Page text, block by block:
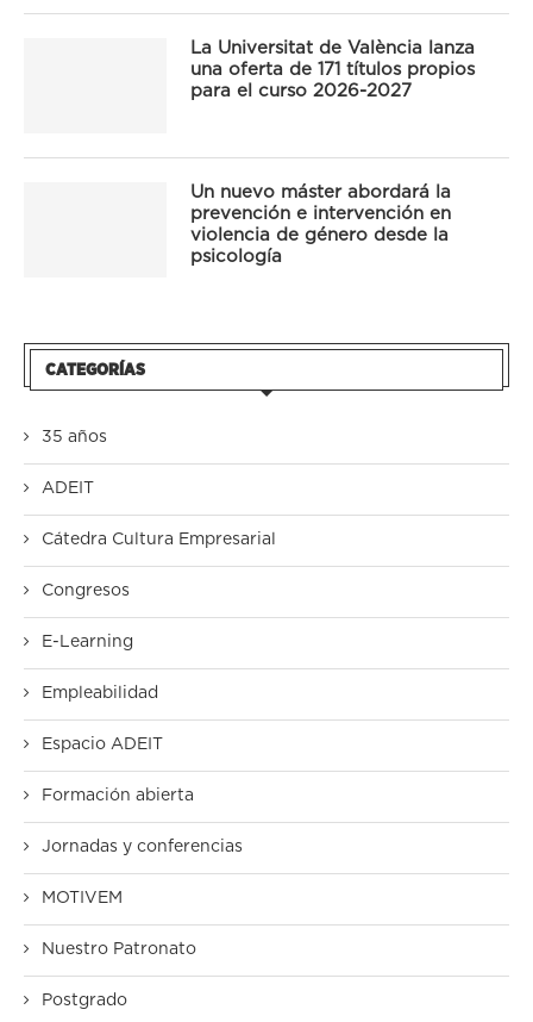
La Universitat de València lanza
una oferta de 171 títulos propios
para el curso 2026-2027
Un nuevo máster abordará la
prevención e intervención en
violencia de género desde la
psicología
CATEGORÍAS
35 años
ADEIT
Cátedra Cultura Empresarial
Congresos
E-Learning
Empleabilidad
Espacio ADEIT
Formación abierta
Jornadas y conferencias
MOTIVEM
Nuestro Patronato
Postgrado